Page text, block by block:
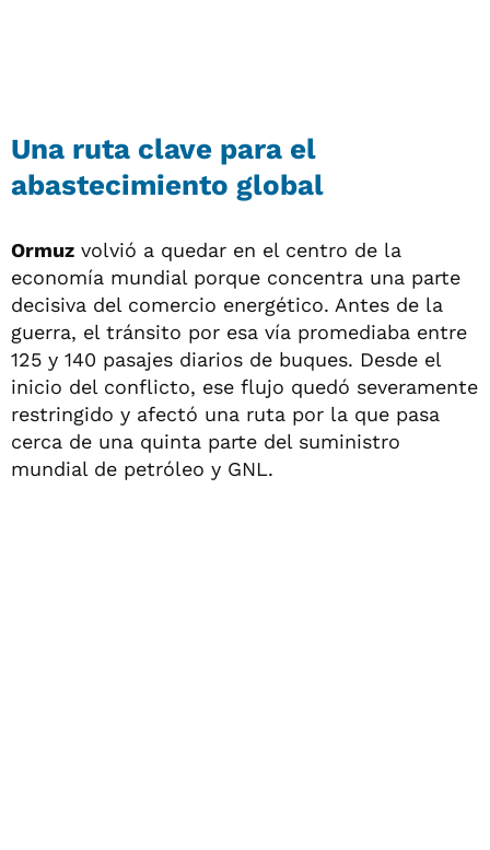
Una ruta clave para el
abastecimiento global
Ormuz volvió a quedar en el centro de la
economía mundial porque concentra una parte
decisiva del comercio energético. Antes de la
guerra, el tránsito por esa vía promediaba entre
125 y 140 pasajes diarios de buques. Desde el
inicio del conflicto, ese flujo quedó severamente
restringido y afectó una ruta por la que pasa
cerca de una quinta parte del suministro
mundial de petróleo y GNL.